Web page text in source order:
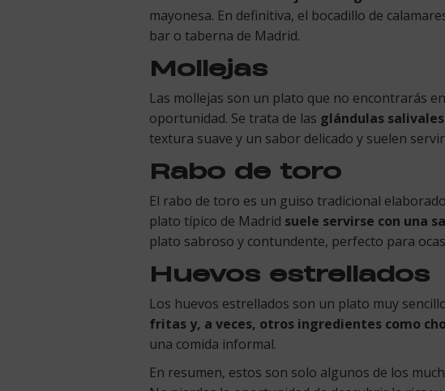
mayonesa. En definitiva, el bocadillo de
bar o taberna de Madrid.
Mollejas
Las mollejas son un plato que no encontrarás
oportunidad. Se trata de las glándulas
textura suave y un sabor delicado y suelen
Rabo de toro
El rabo de toro es un guiso tradicional
plato típico de Madrid suele servirse con una
plato sabroso y contundente, perfecto para
Huevos estrellados
Los huevos estrellados son un plato muy
fritas y, a veces, otros ingredientes como
una comida informal.
En resumen, estos son solo algunos de los